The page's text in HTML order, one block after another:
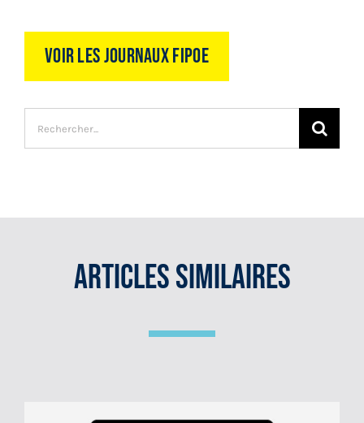
Voir les journaux FIPOE
Recherche
sur
Articles Similaires